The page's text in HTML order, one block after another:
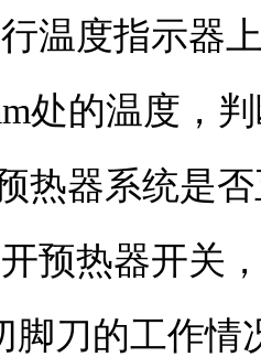
度指示器上
处的温度，
器系统是否
热器开关，
刀的工作情